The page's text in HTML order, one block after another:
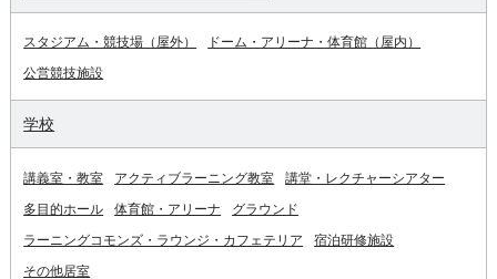
スタジアム・競技場（屋外）
ドーム・アリーナ・体育館（屋内）
公営競技施設
学校
講義室・教室 アクティブラーニング教室
講堂・レクチャーシアター
多目的ホール
体育館・アリーナ
グラウンド
ラーニングコモンズ・ラウンジ・カフェテリア
宿泊研修施設
その他居室